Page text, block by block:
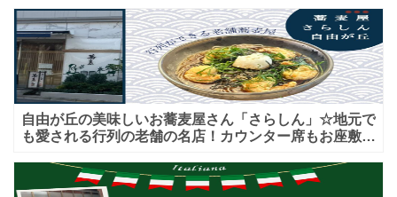
自由が丘の美味しいお蕎麦屋さん「さらしん」☆地元で
も愛される行列の老舗の名店！カウンター席もお座敷も